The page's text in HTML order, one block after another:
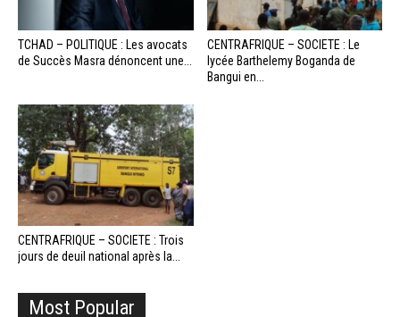
TCHAD – POLITIQUE : Les avocats
de Succès Masra dénoncent une...
CENTRAFRIQUE – SOCIETE : Le
lycée Barthelemy Boganda de
Bangui en...
CENTRAFRIQUE – SOCIETE : Trois
jours de deuil national après la...
Most Popular